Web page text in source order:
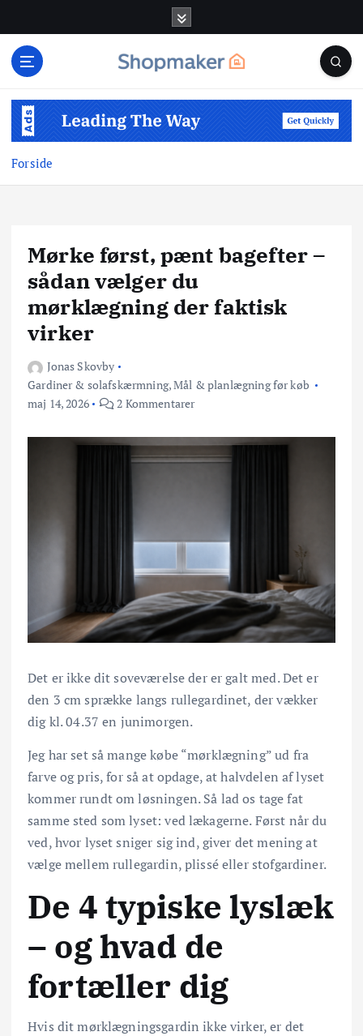
Forside
Mørke først, pænt bagefter –
sådan vælger du
mørklægning der faktisk
virker
Jonas Skovby
Gardiner & solafskærmning,Mål & planlægning før køb
maj 14, 2026
2 Kommentarer
Det er ikke dit soveværelse der er galt med. Det er
den 3 cm sprække langs rullegardinet, der vækker
dig kl. 04.37 en junimorgen.
Jeg har set så mange købe “mørklægning” ud fra
farve og pris, for så at opdage, at halvdelen af lyset
kommer rundt om løsningen. Så lad os tage fat
samme sted som lyset: ved lækagerne. Først når du
ved, hvor lyset sniger sig ind, giver det mening at
vælge mellem rullegardin, plissé eller stofgardiner.
De 4 typiske lyslæk
– og hvad de
fortæller dig
Hvis dit mørklægningsgardin ikke virker, er det